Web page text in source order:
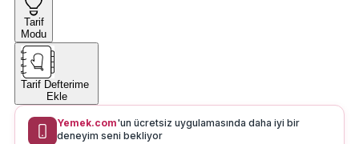
Tarif
Modu
Tarif Defterime
Ekle
Yemek.com'un ücretsiz uygulamasında daha iyi bir
deneyim seni bekliyor